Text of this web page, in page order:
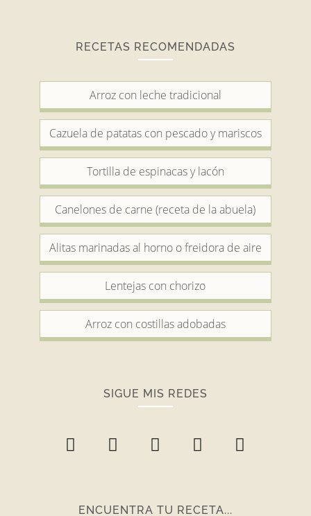
RECETAS RECOMENDADAS
Arroz con leche tradicional
Cazuela de patatas con pescado y mariscos
Tortilla de espinacas y lacón
Canelones de carne (receta de la abuela)
Alitas marinadas al horno o freidora de aire
Lentejas con chorizo
Arroz con costillas adobadas
SIGUE MIS REDES
ENCUENTRA TU RECETA...